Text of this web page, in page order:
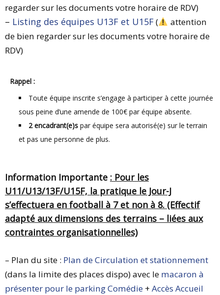
regarder sur les documents votre horaire de RDV)
– Listing des équipes U13F et U15F(
attention
de bien regarder sur les documents votre horaire de
RDV)
Rappel :
Toute équipe inscrite s’engage à participer à cette journée
sous peine d’une amende de 100€ par équipe absente.
2 encadrant(e)s par équipe sera autorisé(e) sur le terrain
et pas une personne de plus.
Information Importante : Pour les
U11/U13/13F/U15F, la pratique le Jour-J
s’effectuera en football à 7 et non à 8. (Effectif
adapté aux dimensions des terrains – liées aux
contraintes organisationnelles)
– Plan du site : Plan de Circulation et stationnement
(dans la limite des places dispo) avec le macaron à
présenter pour le parking Comédie + Accès Accueil